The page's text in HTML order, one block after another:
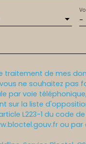
-
traitement de mes
vous ne souhaitez
par voie
sur la liste
L223-1 du code
ou par